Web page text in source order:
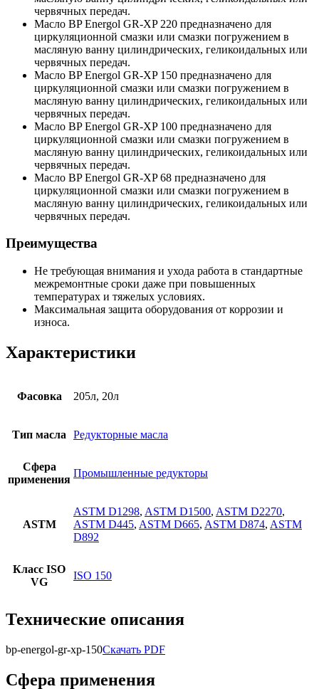
червячных передач.
Масло BP Energol GR-XP 220 предназначено для
циркуляционной смазки или смазки погружением в
масляную ванну цилиндрических, геликоидальных или
червячных передач.
Масло BP Energol GR-XP 150 предназначено для
циркуляционной смазки или смазки погружением в
масляную ванну цилиндрических, геликоидальных или
червячных передач.
Масло BP Energol GR-XP 100 предназначено для
циркуляционной смазки или смазки погружением в
масляную ванну цилиндрических, геликоидальных или
червячных передач.
Масло BP Energol GR-XP 68 предназначено для
циркуляционной смазки или смазки погружением в
масляную ванну цилиндрических, геликоидальных или
червячных передач.
Преимущества
Не требующая внимания и ухода работа в стандартные
межремонтные сроки даже при повышенных
температурах и тяжелых условиях.
Максимальная защита оборудования от коррозии и
износа.
Характеристики
Фасовка 205л, 20л
Тип масла Редукторные масла
Сфера
применения
Промышленные редукторы
ASTM
ASTM D1298, ASTM D1500, ASTM D2270,
ASTM D445, ASTM D665, ASTM D874, ASTM
D892
Класс ISO
VG
ISO 150
Технические описания
bp-energol-gr-xp-150Скачать PDF
Сфера применения